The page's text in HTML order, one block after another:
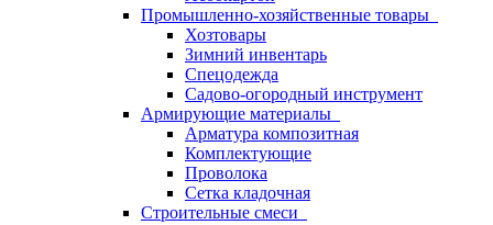
Промышленно-хозяйственные товары
Хозтовары
Зимний инвентарь
Спецодежда
Садово-огородный инструмент
Армирующие материалы
Арматура композитная
Комплектующие
Проволока
Сетка кладочная
Строительные смеси